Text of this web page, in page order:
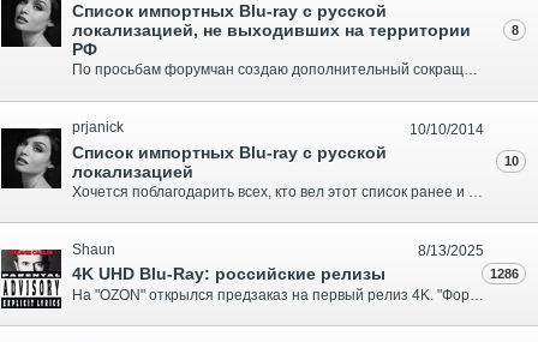
Список импортных Blu-ray с русской
локализацией, не выходивших на территории
РФ
По просьбам форумчан создаю дополнительный сокращенный список импортных Blu-ray с русской локализацией, в которой войдут только те издания, которые не выпускались на территории Российской Федерации, а также издания, доступные в России только в составе различных бокс-сетов и не продающиеся отдельно. ..
8
10/10/2014
prjanick
Список импортных Blu-ray с русской
локализацией
Хочется поблагодарить всех, кто вел этот список ранее и внес большУю часть позиций. Собственно, именно благодаря им список выглядит так, а не иначе: metatron, Блинк, Abrupt Ну и, конечно, без самих участников форума, которые покупают, проверяют и делятся информацией о дисках, данный список был бы н..
10
8/13/2025
Shaun
4K UHD Blu-Ray: российские релизы 1286